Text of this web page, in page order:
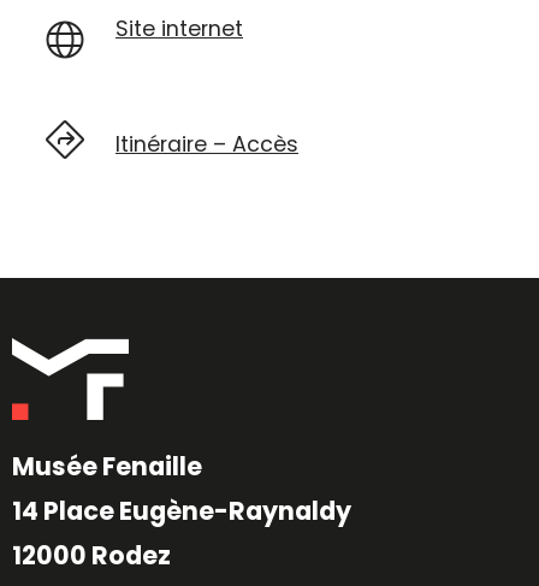
Site internet
Itinéraire – Accès
Musée Fenaille
14 Place Eugène-Raynaldy
12000 Rodez